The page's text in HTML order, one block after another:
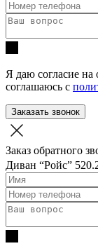
Я даю согласие на
соглашаюсь с
Заказать звонок
Заказ обратного
Диван “Ройс”